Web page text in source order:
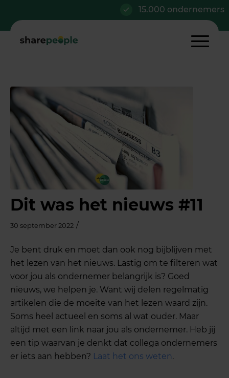
15.000 ondernemers
Dit was het nieuws #11
30 september 2022 /
Je bent druk en moet dan ook nog bijblijven met
het lezen van het nieuws. Lastig om te filteren wat
voor jou als ondernemer belangrijk is? Goed
nieuws, we helpen je. Want wij delen regelmatig
artikelen die de moeite van het lezen waard zijn.
Soms heel actueel en soms al wat ouder. Maar
altijd met een link naar jou als ondernemer. Heb jij
een tip waarvan je denkt dat collega ondernemers
er iets aan hebben? Laat het ons weten.